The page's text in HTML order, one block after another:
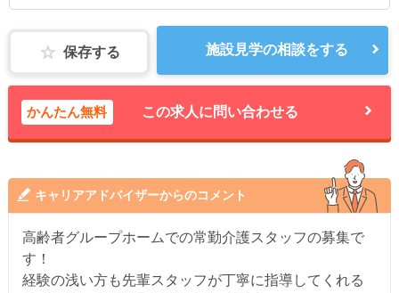
保存する 施設見学の相談をする
かんたん無料 この求人に問い合わせる
キャリアアドバイザーからのコメント
高齢者グループホームでの常勤介護スタッフの募集で
す！
経験の浅い方も先輩スタッフが丁寧に指導してくれる